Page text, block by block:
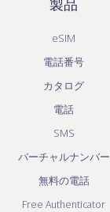
製品
eSIM
電話番号
カタログ
電話
SMS
バーチャルナンバー
無料の電話
Free Authenticator